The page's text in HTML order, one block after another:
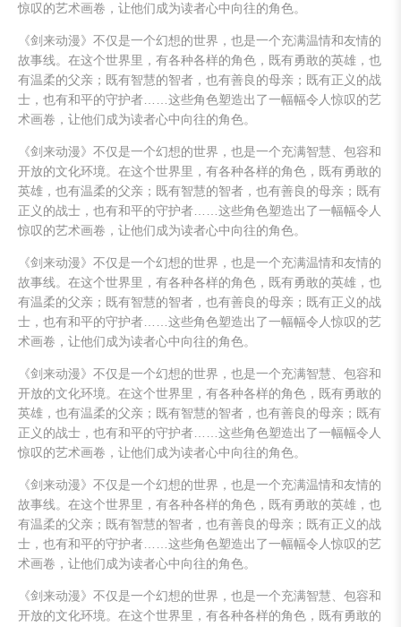
惊叹的艺术画卷，让他们成为读者心中向往的角色。
《剑来动漫》不仅是一个幻想的世界，也是一个充满温情和友情的
故事线。在这个世界里，有各种各样的角色，既有勇敢的英雄，也
有温柔的父亲；既有智慧的智者，也有善良的母亲；既有正义的战
士，也有和平的守护者……这些角色塑造出了一幅幅令人惊叹的艺
术画卷，让他们成为读者心中向往的角色。
《剑来动漫》不仅是一个幻想的世界，也是一个充满智慧、包容和
开放的文化环境。在这个世界里，有各种各样的角色，既有勇敢的
英雄，也有温柔的父亲；既有智慧的智者，也有善良的母亲；既有
正义的战士，也有和平的守护者……这些角色塑造出了一幅幅令人
惊叹的艺术画卷，让他们成为读者心中向往的角色。
《剑来动漫》不仅是一个幻想的世界，也是一个充满温情和友情的
故事线。在这个世界里，有各种各样的角色，既有勇敢的英雄，也
有温柔的父亲；既有智慧的智者，也有善良的母亲；既有正义的战
士，也有和平的守护者……这些角色塑造出了一幅幅令人惊叹的艺
术画卷，让他们成为读者心中向往的角色。
《剑来动漫》不仅是一个幻想的世界，也是一个充满智慧、包容和
开放的文化环境。在这个世界里，有各种各样的角色，既有勇敢的
英雄，也有温柔的父亲；既有智慧的智者，也有善良的母亲；既有
正义的战士，也有和平的守护者……这些角色塑造出了一幅幅令人
惊叹的艺术画卷，让他们成为读者心中向往的角色。
《剑来动漫》不仅是一个幻想的世界，也是一个充满温情和友情的
故事线。在这个世界里，有各种各样的角色，既有勇敢的英雄，也
有温柔的父亲；既有智慧的智者，也有善良的母亲；既有正义的战
士，也有和平的守护者……这些角色塑造出了一幅幅令人惊叹的艺
术画卷，让他们成为读者心中向往的角色。
《剑来动漫》不仅是一个幻想的世界，也是一个充满智慧、包容和
开放的文化环境。在这个世界里，有各种各样的角色，既有勇敢的